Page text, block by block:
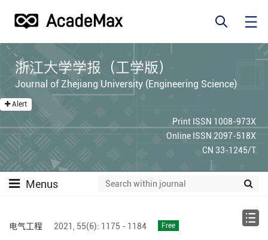
浙江大学学报（工学版）
Journal of Zhejiang University (Engineering Science)
Alert
Print ISSN 1008-973X
Online ISSN 2097-518X
CN 33-1245/T
Menus
电气工程 2021, 55(6): 1175 - 1184 Free